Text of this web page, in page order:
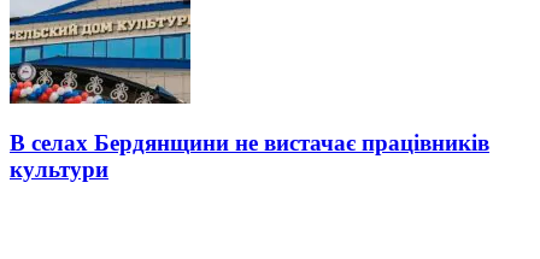
В селах Бердянщини не вистачає працівників
культури